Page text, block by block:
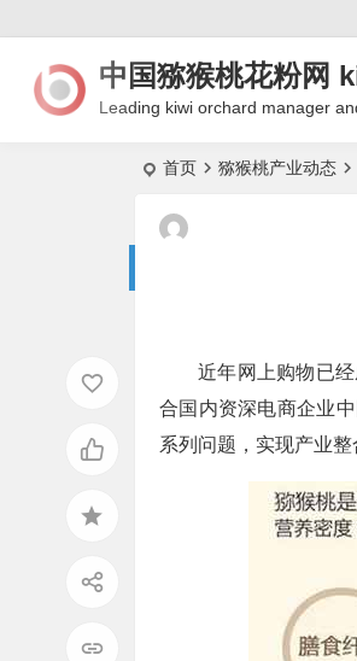
中国猕猴桃花粉网
Leading kiwi orchard manager
首页 猕猴桃产业动态
近年网上购物已
合国内资深电商企业
系列问题，实现产业整